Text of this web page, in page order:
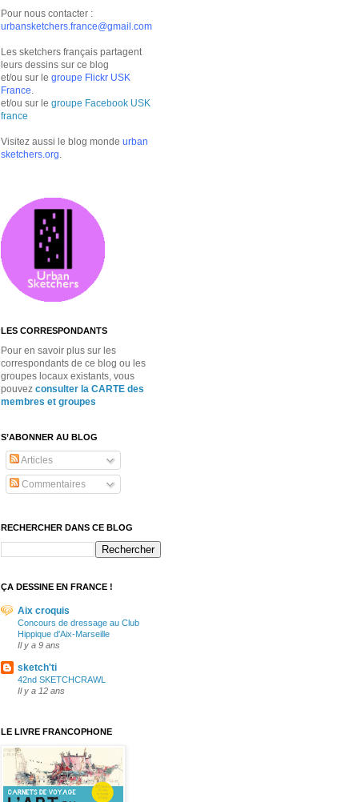
Pour nous contacter :
urbansketchers.france@gmail.com
Les sketchers français partagent
leurs dessins sur ce blog
et/ou sur le groupe Flickr USK
France
et/ou sur le groupe Facebook USK
france
Visitez aussi le blog monde urban
sketchers.org
LES CORRESPONDANTS
Pour en savoir plus sur les
correspondants de ce blog ou les
groupes locaux existants, vous
pouvez consulter la CARTE des
membres et groupes
S’ABONNER AU BLOG
Articles
Commentaires
RECHERCHER DANS CE BLOG
ÇA DESSINE EN FRANCE !
Aix croquis
Concours de dressage au Club
Hippique d'Aix-Marseille
Il y a 9 ans
sketch'ti
42nd SKETCHCRAWL
Il y a 12 ans
LE LIVRE FRANCOPHONE